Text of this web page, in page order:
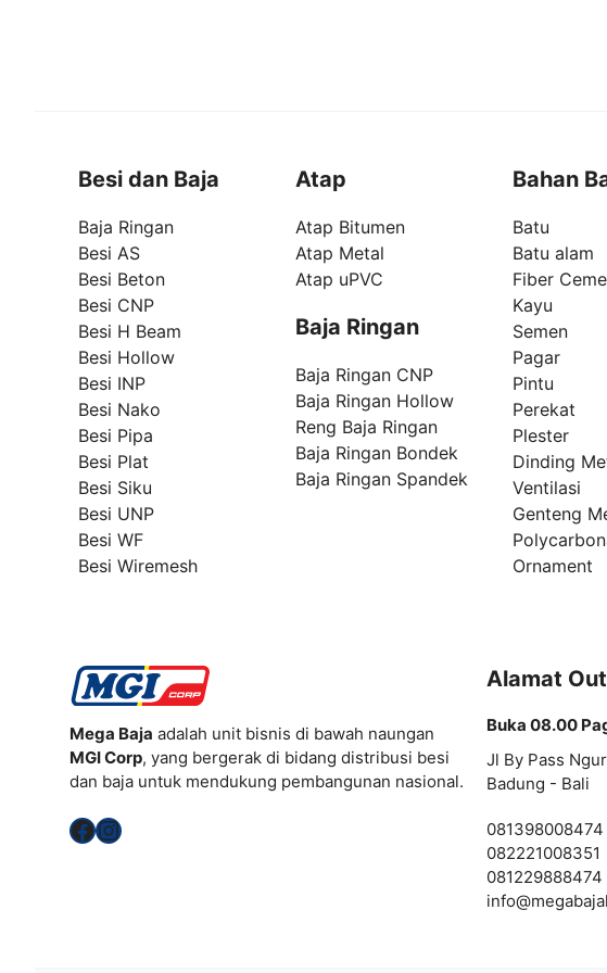
Besi dan Baja
Baja Ringan
Besi AS
Besi Beton
Besi CNP
Besi H Beam
Besi Hollow
Besi INP
Besi Nako
Besi Pipa
Besi Plat
Besi Siku
Besi UNP
Besi WF
Besi Wiremesh
Atap
Atap Bitumen
Atap Metal
Atap uPVC
Baja Ringan
Baja Ringan CNP
Baja Ringan Hollow
Reng Baja Ringan
Baja Ringan Bondek
Baja Ringan Spandek
Bahan
Batu
Batu alam
Fiber
Kayu
Semen
Pagar
Pintu
Perekat
Plester
Dinding
Ventilasi
Genteng
Ornament
Mega Baja adalah unit bisnis di bawah naungan
MGI Corp, yang bergerak di bidang distribusi besi
dan baja untuk mendukung pembangunan nasional.
Facebook
Instagram
Alamat
Buka 08.00
Jl By Pass
Badung - Bali
081398008474
082221008351
081229888474
info@